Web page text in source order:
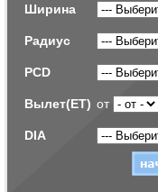
Ширина
Радиус
PCD
Вылет(ET) от
DIA